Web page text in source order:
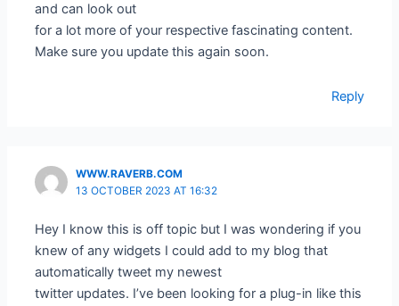
and can look out
for a lot more of your respective fascinating content.
Make sure you update this again soon.
Reply
WWW.RAVERB.COM
13 OCTOBER 2023 AT 16:32
Hey I know this is off topic but I was wondering if you
knew of any widgets I could add to my blog that
automatically tweet my newest
twitter updates. I’ve been looking for a plug-in like this